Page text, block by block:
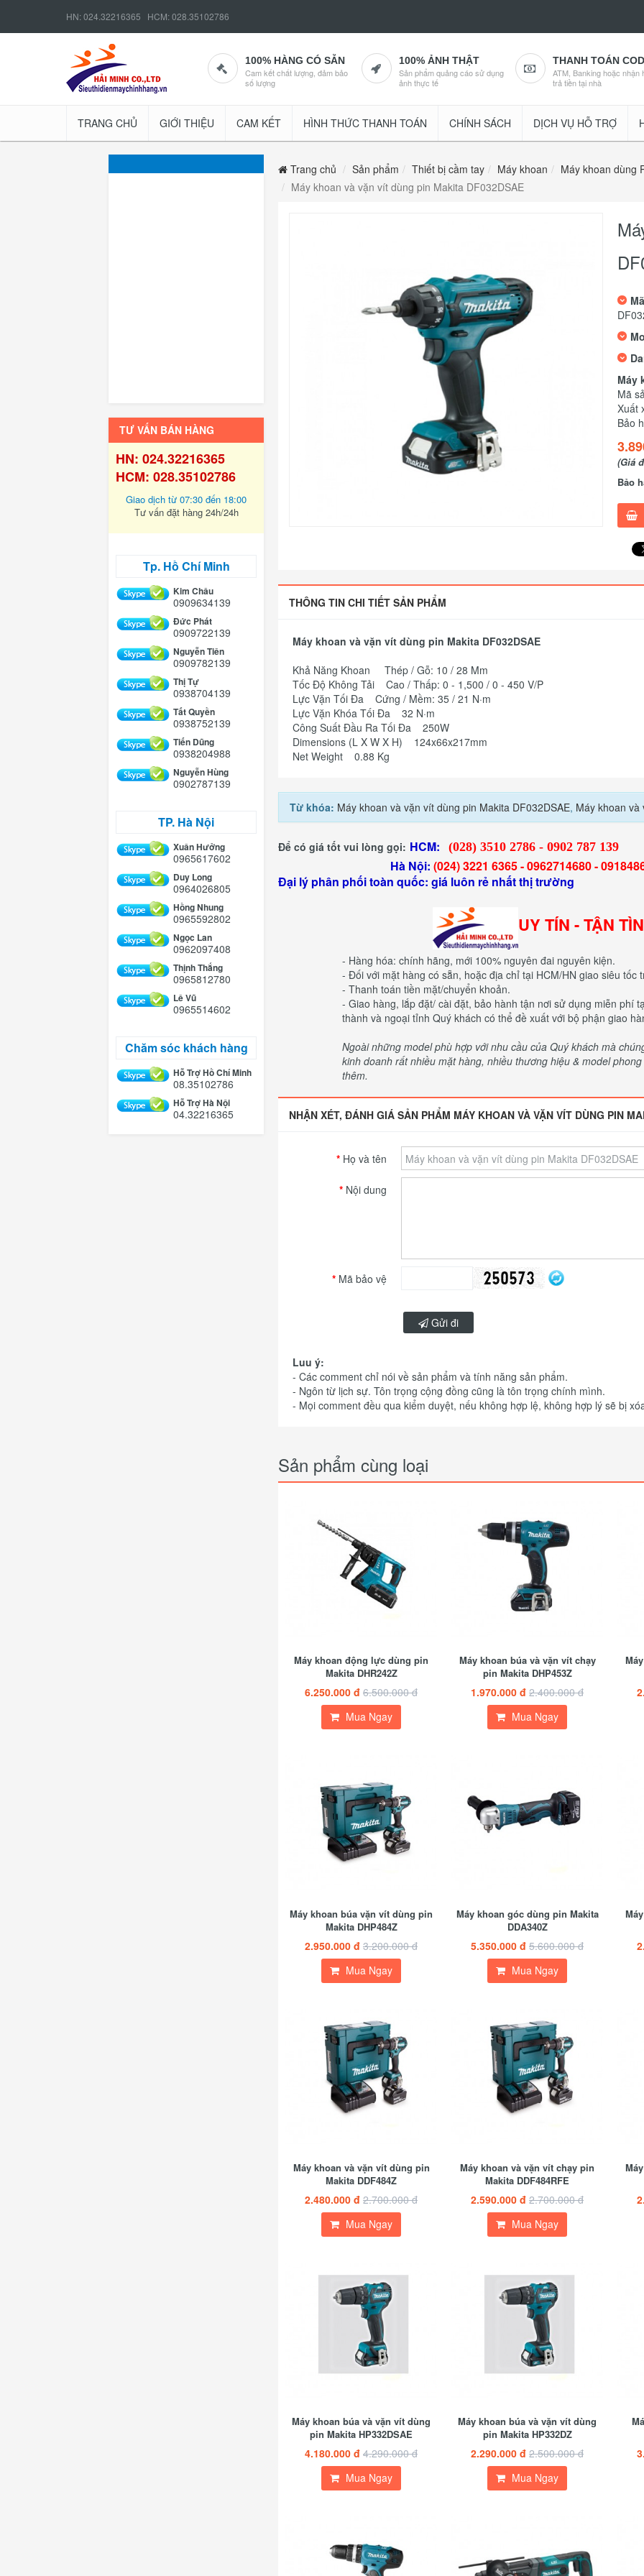
HN: 024.32216365 HCM: 028.35102786
100% HÀNG CÓ SẴN
Cam kết chất lượng, đảm bảo
số lượng
100% ẢNH THẬT
Sản phẩm quảng cáo sử dụng
ảnh thực tế
THANH TOÁN COD
ATM, Banking hoặc nhận
trả tiền tại nhà
TRANG CHỦ GIỚI THIỆU CAM KẾT HÌNH THỨC THANH TOÁN CHÍNH SÁCH DỊCH VỤ HỖ TRỢ
Trang chủ Sản phẩm Thiết bị cầm tay Máy khoan
Máy khoan dùng
Máy khoan và vặn vít dùng pin Makita DF032DSAE
Máy
Mã
Xuất
Bảo
(Giá
Bảo
THÔNG TIN CHI TIẾT SẢN PHẨM
Máy khoan và vặn vít dùng pin Makita DF032DSAE
Khả Năng Khoan Thép / Gỗ: 10 / 28 Mm
Tốc Độ Không Tải Cao / Thấp: 0 - 1,500 / 0 - 450 V/P
Lực Vặn Tối Đa Cứng / Mềm: 35 / 21 N·m
Lực Vặn Khóa Tối Đa 32 N·m
Công Suất Đầu Ra Tối Đa 250W
Dimensions (L X W X H) 124x66x217mm
Net Weight 0.88 Kg
Từ khóa: Máy khoan và vặn vít dùng pin Makita DF032DSAE, Máy khoan
Để có giá tốt vui lòng gọi: HCM: (028) 3510 2786 - 0902 787 139
Hà Nội: (024) 3221 6365 -0962714680 -
Đại lý phân phối toàn quốc: giá luôn rẻ nhất thị trường
UY TÍN - TẬN
- Hàng hóa: chính hãng, mới 100% nguyên đai nguyên kiện.
- Đối với mặt hàng có sẵn, hoặc địa chỉ tại HCM/HN giao siêu tốc
- Thanh toán tiền mặt/chuyển khoản.
- Giao hàng, lắp đặt/ cài đặt, bảo hành tận nơi sử dụng miễn phí
thành và ngoại tỉnh Quý khách có thể đề xuất với bộ phận giao
Ngoài những model phù hợp với nhu cầu của Quý khách mà
kinh doanh rất nhiều mặt hàng, nhiều thương hiệu & model
thêm.
NHẬN XÉT, ĐÁNH GIÁ SẢN PHẨM MÁY KHOAN VÀ VẶN VÍT DÙNG PIN
Họ và tên
Nội dung
Mã bảo vệ
Gửi đi
Luu ý:
- Các comment chỉ nói về sản phẩm và tính năng sản phẩm.
- Ngôn từ lịch sự. Tôn trọng cộng đồng cũng là tôn trọng chính mình.
- Mọi comment đều qua kiểm duyệt, nếu không hợp lệ, không hợp lý sẽ bị
Sản phẩm cùng loại
Máy khoan động lực dùng pin
Makita DHR242Z
6.250.000 đ 6.500.000 đ
Mua Ngay
Máy khoan búa và vặn vít chạy
pin Makita DHP453Z
1.970.000 đ 2.400.000 đ
Mua Ngay
Máy khoan búa vặn vít dùng pin
Makita DHP484Z
2.950.000 đ 3.200.000 đ
Mua Ngay
Máy khoan góc dùng pin Makita
DDA340Z
5.350.000 đ 5.600.000 đ
Mua Ngay
Máy khoan và vặn vít dùng pin
Makita DDF484Z
2.480.000 đ 2.700.000 đ
Mua Ngay
Máy khoan và vặn vít chạy pin
Makita DDF484RFE
2.590.000 đ 2.700.000 đ
Mua Ngay
Máy khoan búa và vặn vít dùng
pin Makita HP332DSAE
4.180.000 đ 4.290.000 đ
Mua Ngay
Máy khoan búa và vặn vít dùng
pin Makita HP332DZ
2.290.000 đ 2.500.000 đ
Mua Ngay
TƯ VẤN BÁN HÀNG
HN: 024.32216365
HCM: 028.35102786
Giao dịch từ 07:30 đến 18:00
Tư vấn đặt hàng 24h/24h
Tp. Hồ Chí Minh
Kim Châu
0909634139
Đức Phát
0909722139
Nguyễn Tiên
0909782139
Thị Tự
0938704139
Tất Quyền
0938752139
Tiến Dũng
0938204988
Nguyễn Hùng
0902787139
TP. Hà Nội
Xuân Hưởng
0965617602
Duy Long
0964026805
Hồng Nhung
0965592802
Ngọc Lan
0962097408
Thịnh Thắng
0965812780
Lê Vũ
0965514602
Chăm sóc khách hàng
Hỗ Trợ Hồ Chí Minh
08.35102786
Hỗ Trợ Hà Nội
04.32216365